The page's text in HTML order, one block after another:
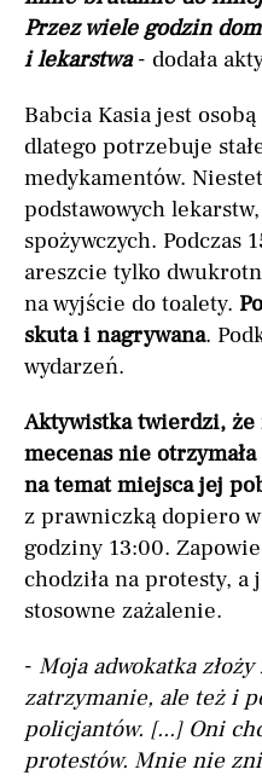
Przez wiele godzin
i lekarstwa- dodała
Babcia Kasia jest
dlatego potrzebuje
medykamentów.
podstawowych
spożywczych. Podczas
areszcie tylko
na wyjście do toalety.
skuta i nagrywana.
wydarzeń.
Aktywistka twierdzi,
mecenas nie
na temat miejsca jej
z prawniczką dopiero
godziny 13:00.
chodziła na protesty, a
stosowne zażalenie.
- Moja adwokatka
zatrzymanie, ale też i
policjantów. [...] Oni
protestów. Mnie nie